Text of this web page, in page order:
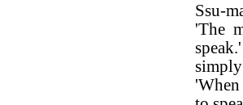
Ssu-
'The